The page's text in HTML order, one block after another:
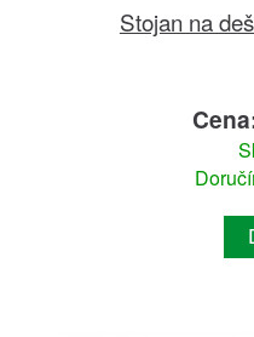
Stojan na